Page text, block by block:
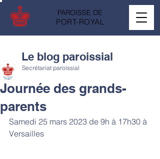
PAROISSE DE
PORT-ROYAL
Journée des grands-
parents
Secrétariat paroissial
Samedi 25 mars 2023 de 9h à 17h30 à
Versailles
Le blog paroissial